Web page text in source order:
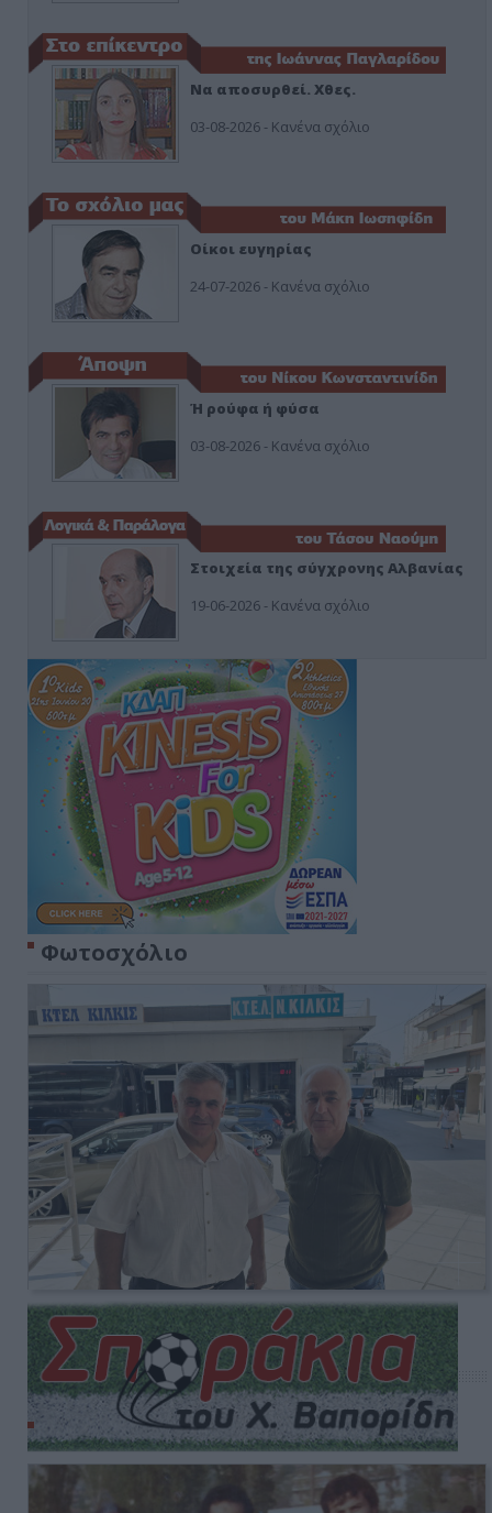
Να αποσυρθεί. Χθες.
03-08-2026 - Κανένα σχόλιο
Οίκοι ευγηρίας
24-07-2026 - Κανένα σχόλιο
Ή ρούφα ή φύσα
03-08-2026 - Κανένα σχόλιο
Στοιχεία της σύγχρονης Αλβανίας
19-06-2026 - Κανένα σχόλιο
Φωτοσχόλιο